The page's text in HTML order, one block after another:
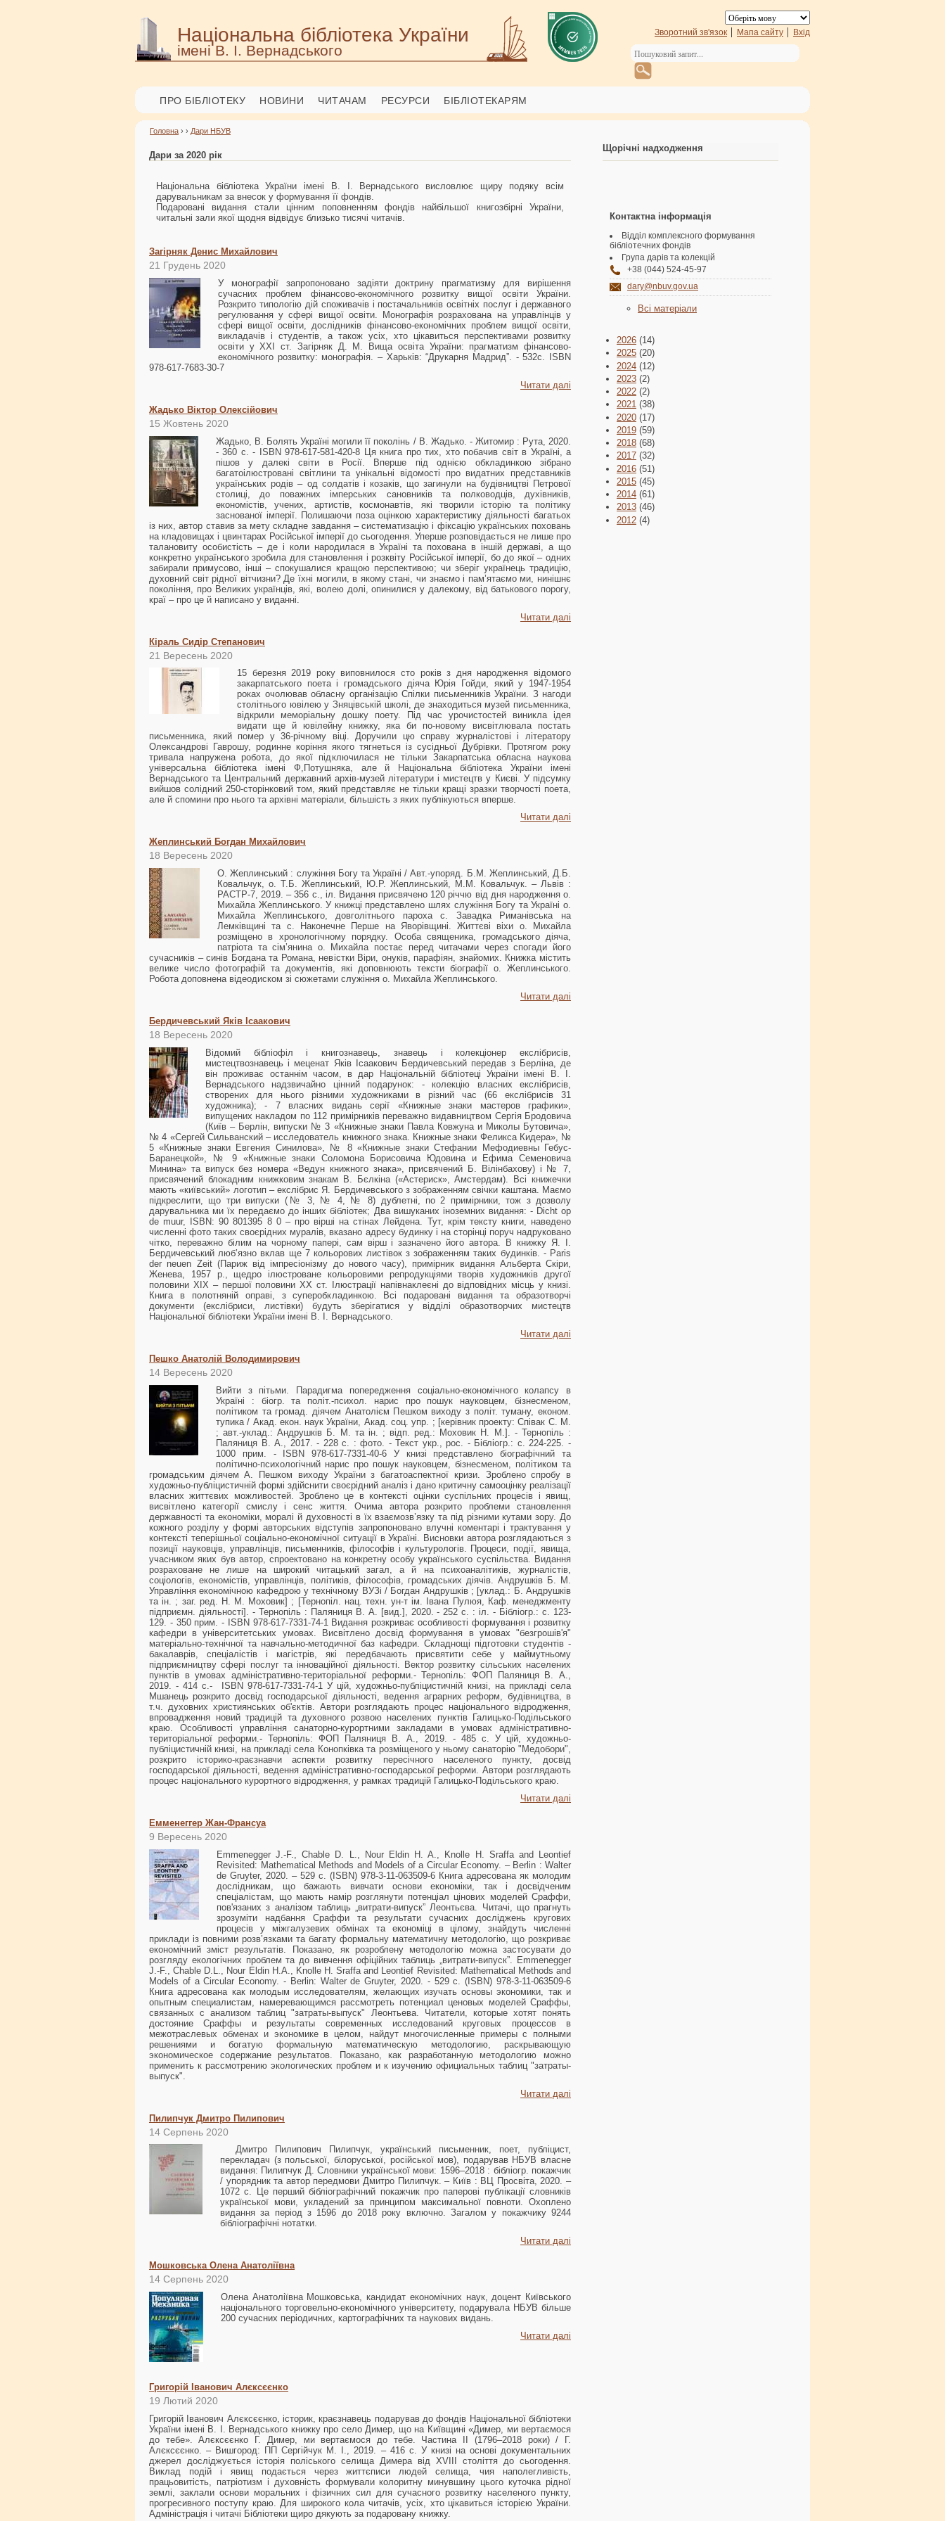
Національна бібліотека України
імені В. І. Вернадського
Зворотний зв'язок Мапа сайту Вхід
ПРО БІБЛІОТЕКУ НОВИНИ ЧИТАЧАМ РЕСУРСИ БІБЛІОТЕКАРЯМ
Головна › › Дари НБУВ
Дари за 2020 рік
Національна бібліотека України імені В. І. Вернадського висловлює щиру подяку всім
дарувальникам за внесок у формування її фондів.
Подаровані видання стали цінним поповненням фондів найбільшої книгозбірні України,
читальні зали якої щодня відвідує близько тисячі читачів.
Загірняк Денис Михайлович
21 Грудень 2020
У монографії запропоновано задіяти доктрину прагматизму для вирішення
сучасних проблем фінансово-економічного розвитку вищої освіти України.
Розкрито типологію дій споживачів і постачальників освітніх послуг і державного
регулювання у сфері вищої освіти. Монографія розрахована на управлінців у
сфері вищої освіти, дослідників фінансово-економічних проблем вищої освіти,
викладачів і студентів, а також усіх, хто цікавиться перспективами розвитку
освіти у ХХІ ст. Загірняк Д. М. Вища освіта України: прагматизм фінансово-
економічного розвитку: монографія. – Харьків: “Друкарня Мадрид”. - 532с. ISBN
978-617-7683-30-7
Читати далі
Жадько Віктор Олексійович
15 Жовтень 2020
Жадько, В. Болять Україні могили її поколінь / В. Жадько. - Житомир : Рута, 2020.
- 360 с. - ISBN 978-617-581-420-8 Ця книга про тих, хто побачив світ в Україні, а
пішов у далекі світи в Росії. Вперше під однією обкладинкою зібрано
багатоілюстровані світлини та унікальні відомості про видатних представників
українських родів – од солдатів і козаків, що загинули на будівництві Петрової
столиці, до поважних імперських сановників та полководців, духівників,
економістів, учених, артистів, космонавтів, які творили історію та політику
заснованої імперії. Полишаючи поза оцінкою характеристику діяльності багатьох
із них, автор ставив за мету складне завдання – систематизацію і фіксацію українських поховань
на кладовищах і цвинтарах Російської імперії до сьогодення. Уперше розповідається не лише про
талановиту особистість – де і коли народилася в Україні та похована в іншій державі, а що
конкретно українського зробила для становлення і розквіту Російської імперії, бо до якої – одних
забирали примусово, інші – спокушалися кращою перспективою; чи зберіг українець традицію,
духовний світ рідної вітчизни? Де їхні могили, в якому стані, чи знаємо і пам’ятаємо ми, нинішнє
покоління, про Великих українців, які, волею долі, опинилися у далекому, від батькового порогу,
краї – про це й написано у виданні.
Читати далі
Кіраль Сидір Степанович
21 Вересень 2020
15 березня 2019 року виповнилося сто років з дня народження відомого
закарпатського поета і громадського діяча Юрія Гойди, який у 1947-1954
роках очолював обласну організацію Спілки письменників України. З нагоди
столітнього ювілею у Зняцівській школі, де знаходиться музей письменника,
відкрили меморіальну дошку поету. Під час урочистостей виникла ідея
видати ще й ювілейну книжку, яка би по-новому висвітлювала постать
письменника, який помер у 36-річному віці. Доручили цю справу журналістові і літератору
Олександрові Гаврошу, родинне коріння якого тягнеться із сусідньої Дубрівки. Протягом року
тривала напружена робота, до якої підключилася не тільки Закарпатська обласна наукова
універсальна бібліотека імені Ф,Потушняка, але й Національна бібліотека України імені
Вернадського та Центральний державний архів-музей літератури і мистецтв у Києві. У підсумку
вийшов солідний 250-сторінковий том, який представляє не тільки кращі зразки творчості поета,
але й спомини про нього та архівні матеріали, більшість з яких публікуються вперше.
Читати далі
Жеплинський Богдан Михайлович
18 Вересень 2020
О. Жеплинський : служіння Богу та Україні / Авт.-упоряд. Б.М. Жеплинський, Д.Б.
Ковальчук, о. Т.Б. Жеплинський, Ю.Р. Жеплинський, М.М. Ковальчук. – Львів :
РАСТР-7, 2019. – 356 с., іл. Видання присвячено 120 річчю від дня народження о.
Михайла Жеплинського. У книжці представлено шлях служіння Богу та Україні о.
Михайла Жеплинського, довголітнього пароха с. Завадка Риманівська на
Лемківщині та с. Наконечне Перше на Яворівщині. Життєві віхи о. Михайла
розміщено в хронологічному порядку. Особа священика, громадського діяча,
патріота та сім’янина о. Михайла постає перед читачами через спогади його
сучасників – синів Богдана та Романа, невістки Віри, онуків, парафіян, знайомих. Книжка містить
велике число фотографій та документів, які доповнюють тексти біографії о. Жеплинського.
Робота доповнена відеодиском зі сюжетами служіння о. Михайла Жеплинського.
Читати далі
Бердичевський Яків Ісаакович
18 Вересень 2020
Відомий бібліофіл і книгознавець, знавець і колекціонер екслібрисів,
мистецтвознавець і меценат Яків Ісаакович Бердичевський передав з Берліна, де
він проживає останнім часом, в дар Національній бібліотеці України імені В. І.
Вернадського надзвичайно цінний подарунок: - колекцію власних екслібрисів,
створених для нього різними художниками в різний час (66 екслібрисів 31
художника); - 7 власних видань серії «Книжные знаки мастеров графики»,
випущених накладом по 112 примірників переважно видавництвом Сергія Бродовича
(Київ – Берлін, випуски № 3 «Книжные знаки Павла Ковжуна и Миколы Бутовича»,
№ 4 «Сергей Сильванский – исследователь книжного знака. Книжные знаки Феликса Кидера», №
5 «Книжные знаки Евгения Синилова», № 8 «Книжные знаки Стефании Мефодиевны Гебус-
Баранецкой», № 9 «Книжные знаки Соломона Борисовича Юдовина и Ефима Семеновича
Минина» та випуск без номера «Ведун книжного знака», присвячений Б. Вілінбахову) і № 7,
присвячений блокадним книжковим знакам В. Бєлкіна («Астериск», Амстердам). Всі книжечки
мають «київський» логотип – екслібрис Я. Бердичевського з зображенням свічки каштана. Маємо
підкреслити, що три випуски (№ 3, № 4, № 8) дублетні, по 2 примірники, тож з дозволу
дарувальника ми їх передаємо до інших бібліотек; Два вишуканих іноземних видання: - Dicht op
de muur, ISBN: 90 801395 8 0 – про вірші на стінах Лейдена. Тут, крім тексту книги, наведено
численні фото таких своєрідних муралів, вказано адресу будинку і на сторінці поруч надруковано
чітко, переважно білим на чорному папері, сам вірш і зазначено його автора. В книжку Я. І.
Бердичевський люб’язно вклав ще 7 кольорових листівок з зображенням таких будинків. - Paris
der neuen Zeit (Париж від імпресіонізму до нового часу), примірник видання Альберта Скіри,
Женева, 1957 р., щедро ілюстроване кольоровими репродукціями творів художників другої
половини ХІХ – першої половини ХХ ст. Ілюстрації напівнаклеєні до відповідних місць у книзі.
Книга в полотняній оправі, з суперобкладинкою. Всі подаровані видання та образотворчі
документи (екслібриси, листівки) будуть зберігатися у відділі образотворчих мистецтв
Національної бібліотеки України імені В. І. Вернадського.
Читати далі
Пешко Анатолій Володимирович
14 Вересень 2020
Вийти з пітьми. Парадигма попередження соціально-економічного колапсу в
Україні : біогр. та політ.-психол. нарис про пошук науковцем, бізнесменом,
політиком та громад. діячем Анатолієм Пешком виходу з політ. туману, економ.
тупика / Акад. екон. наук України, Акад. соц. упр. ; [керівник проекту: Співак С. М.
; авт.-уклад.: Андрушків Б. М. та ін. ; відп. ред.: Моховик Н. М.]. - Тернопіль :
Паляниця В. А., 2017. - 228 с. : фото. - Текст укр., рос. - Бібліогр.: с. 224-225. -
1000 прим. - ISBN 978-617-7331-40-6 У книзі представлено біографічний та
політично-психологічний нарис про пошук науковцем, бізнесменом, політиком та
громадським діячем А. Пешком виходу України з багатоаспектної кризи. Зроблено спробу в
художньо-публіцистичній формі здійснити своєрідний аналіз і дано критичну самооцінку реалізації
власних життєвих можливостей. Зроблено це в контексті оцінки суспільних процесів і явищ,
висвітлено категорії смислу і сенс життя. Очима автора розкрито проблеми становлення
державності та економіки, моралі й духовності в їх взаємозв’язку та під різними кутами зору. До
кожного розділу у формі авторських відступів запропоновано влучні коментарі і трактування у
контексті теперішньої соціально-економічної ситуації в Україні. Висновки автора розглядаються з
позиції науковців, управлінців, письменників, філософів і культурологів. Процеси, події, явища,
учасником яких був автор, спроектовано на конкретну особу українського суспільства. Видання
розраховане не лише на широкий читацький загал, а й на психоаналітиків, журналістів,
соціологів, економістів, управлінців, політиків, філософів, громадських діячів. Андрушків Б. М.
Управління економічною кафедрою у технічному ВУЗі / Богдан Андрушків ; [уклад.: Б. Андрушків
та ін. ; заг. ред. Н. М. Моховик] ; [Тернопіл. нац. техн. ун-т ім. Івана Пулюя, Каф. менеджменту
підприємн. діяльності]. - Тернопіль : Паляниця В. А. [вид.], 2020. - 252 с. : іл. - Бібліогр.: с. 123-
129. - 350 прим. - ISBN 978-617-7331-74-1 Видання розкриває особливості формування і розвитку
кафедри в університетських умовах. Висвітлено досвід формування в умовах "безгрошів'я"
матеріально-технічної та навчально-методичної баз кафедри. Складнощі підготовки студентів -
бакалаврів, спеціалістів і магістрів, які передбачають присвятити себе у маймутньому
підприємництву сфері послуг та інноваційної діяльності. Вектор розвитку сільських населених
пунктів в умовах адміністративно-територіальної реформи.- Тернопіль: ФОП Паляниця В. А.,
2019. - 414 с.- ISBN 978-617-7331-74-1 У цій, художньо-публіцистичній книзі, на прикладі села
Мшанець розкрито досвід господарської діяльності, ведення аграрних реформ, будівництва, в
т.ч. духовних християнських об'єктів. Автори розглядають процес національного відродження,
впровадження новий традицій та духовного розвою населених пунктів Галицько-Подільського
краю. Особливості управління санаторно-курортними закладами в умовах адміністративно-
територіальної реформи.- Тернопіль: ФОП Паляниця В. А., 2019. - 485 с. У цій, художньо-
публіцистичній книзі, на прикладі села Конопківка та розміщеного у ньому санаторію "Медобори",
розкрито історико-краєзнавчи аспекти розвитку пересічного населеного пункту, досвід
господарської діяльності, ведення адміністративно-господарської реформи. Автори розглядають
процес національного курортного відродження, у рамках традицій Галицько-Подільського краю.
Читати далі
Емменеггер Жан-Франсуа
9 Вересень 2020
Emmenegger J.-F., Chable D. L., Nour Eldin H. A., Knolle H. Sraffa and Leontief
Revisited: Mathematical Methods and Models of a Circular Economy. – Berlin : Walter
de Gruyter, 2020. – 529 с. (ISBN) 978-3-11-063509-6 Книга адресована як молодим
дослідникам, що бажають вивчати основи економіки, так і досвідченим
спеціалістам, що мають намір розглянути потенціал цінових моделей Сраффи,
пов'язаних з аналізом таблиць „витрати-випуск” Леонтьєва. Читачі, що прагнуть
зрозуміти надбання Сраффи та результати сучасних досліджень кругових
процесів у міжгалузевих обмінах та економіці в цілому, знайдуть численні
приклади із повними розв’язками та багату формальну математичну методологію, що розкриває
економічний зміст результатів. Показано, як розроблену методологію можна застосувати до
розгляду екологічних проблем та до вивчення офіційних таблиць „витрати-випуск”. Emmenegger
J.-F., Chable D.L., Nour Eldin H.A., Knolle H. Sraffa and Leontief Revisited: Mathematical Methods and
Models of a Circular Economy. - Berlin: Walter de Gruyter, 2020. - 529 с. (ISBN) 978-3-11-063509-6
Книга адресована как молодым исследователям, желающих изучать основы экономики, так и
опытным специалистам, намеревающимся рассмотреть потенциал ценовых моделей Сраффы,
связанных с анализом таблиц "затраты-выпуск" Леонтьева. Читатели, которые хотят понять
достояние Сраффы и результаты современных исследований круговых процессов в
межотраслевых обменах и экономике в целом, найдут многочисленные примеры с полными
решениями и богатую формальную математическую методологию, раскрывающую
экономическое содержание результатов. Показано, как разработанную методологию можно
применить к рассмотрению экологических проблем и к изучению официальных таблиц "затраты-
выпуск".
Читати далі
Пилипчук Дмитро Пилипович
14 Серпень 2020
Дмитро Пилипович Пилипчук, український письменник, поет, публіцист,
перекладач (з польської, білоруської, російської мов), подарував НБУВ власне
видання: Пилипчук Д. Словники української мови: 1596–2018 : бібліогр. покажчик
/ упорядник та автор передмови Дмитро Пилипчук. – Київ : ВЦ Просвіта, 2020. –
1072 с. Це перший бібліографічний покажчик про паперові публікації словників
української мови, укладений за принципом максимальної повноти. Охоплено
видання за період з 1596 до 2018 року включно. Загалом у покажчику 9244
бібліографічні нотатки.
Читати далі
Мошковська Олена Анатоліївна
14 Серпень 2020
Олена Анатоліївна Мошковська, кандидат економічних наук, доцент Київського
національного торговельно-економічного університету, подарувала НБУВ більше
200 сучасних періодичних, картографічних та наукових видань.
Читати далі
Григорій Іванович Алєксєєнко
19 Лютий 2020
Григорій Іванович Алєксєєнко, історик, краєзнавець подарував до фондів Національної бібліотеки
України імені В. І. Вернадського книжку про село Димер, що на Київщині «Димер, ми вертаємося
до тебе». Алєксєєнко Г. Димер, ми вертаємося до тебе. Частина II (1796–2018 роки) / Г.
Алєксєєнко. – Вишгород: ПП Сергійчук М. І., 2019. – 416 с. У книзі на основі документальних
джерел досліджується історія поліського селища Димера від XVIII століття до сьогодення.
Виклад подій і явищ подається через життєписи людей селища, чия наполегливість,
працьовитість, патріотизм і духовність формували колоритну минувшину цього куточка рідної
землі, заклали основи моральних і фізичних сил для сучасного розвитку населеного пункту,
прогресивного поступу краю. Для широкого кола читачів, усіх, хто цікавиться історією України.
Адміністрація і читачі Бібліотеки щиро дякують за подаровану книжку.
Щорічні надходження
Контактна інформація
Відділ комплексного формування
бібліотечних фондів
Група дарів та колекцій
+38 (044) 524-45-97
dary@nbuv.gov.ua
Всі матеріали
2026 (14)
2025 (20)
2024 (12)
2023 (2)
2022 (2)
2021 (38)
2020 (17)
2019 (59)
2018 (68)
2017 (32)
2016 (51)
2015 (45)
2014 (61)
2013 (46)
2012 (4)